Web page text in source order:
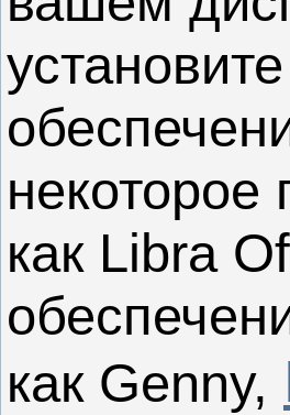
некоторое
как Libra
как Genny,